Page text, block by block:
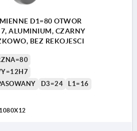
D1=80 OTWOR
ALUMINIUM, CZARNY
BEZ REKOJESCI
D3=24
L1=16